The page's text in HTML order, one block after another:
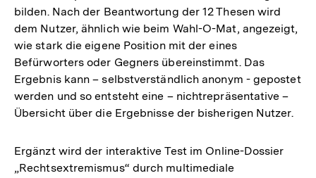
bilden. Nach der Beantwortung der 12 Thesen wird
dem Nutzer, ähnlich wie beim Wahl-O-Mat, angezeigt,
wie stark die eigene Position mit der eines
Befürworters oder Gegners übereinstimmt. Das
Ergebnis kann – selbstverständlich anonym - gepostet
werden und so entsteht eine – nichtrepräsentative –
Übersicht über die Ergebnisse der bisherigen Nutzer.
Ergänzt wird der interaktive Test im Online-Dossier
„Rechtsextremismus“ durch multimediale